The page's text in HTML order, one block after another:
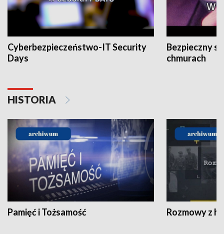
Cyberbezpieczeństwo-IT Security
Days
Bezpieczny
chmurach
HISTORIA
Pamięć i Tożsamość Rozmowy z